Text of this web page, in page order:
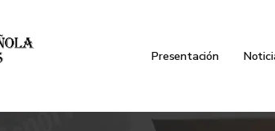
Presentación